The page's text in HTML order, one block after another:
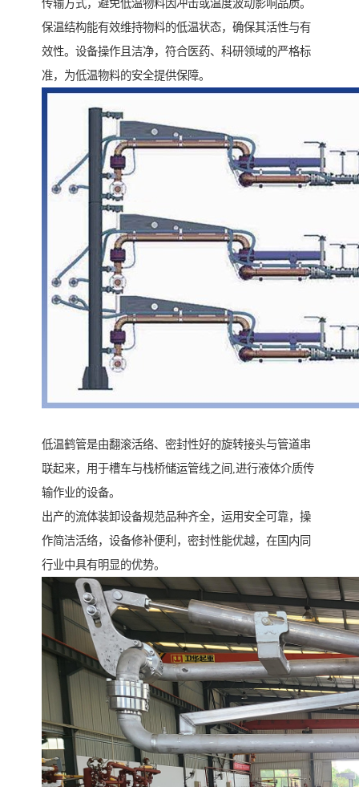
传输方式，避免低温物料因冲击或温度波动影响品质。
保温结构能有效维持物料的低温状态，确保其活性与有
效性。设备操作且洁净，符合医药、科研领域的严格标
准，为低温物料的安全提供保障。
低温鹤管是由翻滚活络、密封性好的旋转接头与管道串
联起来，用于槽车与栈桥储运管线之间,进行液体介质传
输作业的设备。
出产的流体装卸设备规范品种齐全，运用安全可靠，操
作简洁活络，设备修补便利，密封性能优越，在国内同
行业中具有明显的优势。